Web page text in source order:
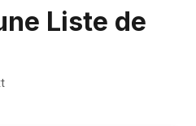
Liste de